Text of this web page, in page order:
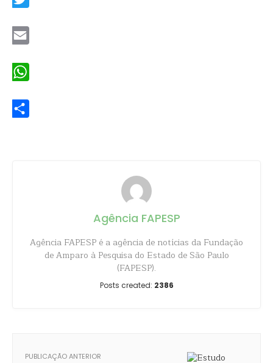
Agência FAPESP
Agência FAPESP é a agência de notícias da Fundação
de Amparo à Pesquisa do Estado de São Paulo
(FAPESP).
Posts created: 2386
PUBLICAÇÃO ANTERIOR